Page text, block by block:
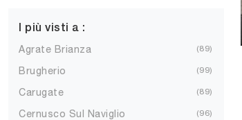
I più visti a :
Agrate Brianza 89
Brugherio 99
Carugate 89
Cernusco Sul Naviglio 96